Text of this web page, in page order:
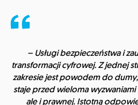
– Usługi bezpieczeństwa i
transformacji cyfrowej. Z jednej
zakresie jest powodem do
staje przed wieloma
ale i prawnej. Istotną